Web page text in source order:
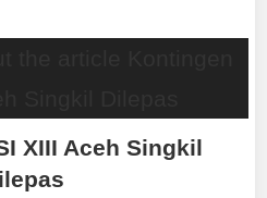
XIII Aceh Singkil